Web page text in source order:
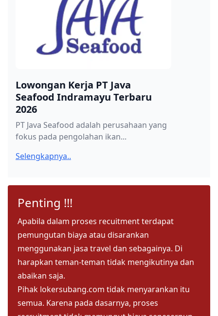
Lowongan Kerja PT Java
Seafood Indramayu Terbaru
2026
PT Java Seafood adalah perusahaan yang
fokus pada pengolahan ikan...
Selengkapnya..
Penting !!!
Apabila dalam proses recuitment terdapat
pemungutan biaya atau disarankan
menggunakan jasa travel dan sebagainya. Di
harapkan teman-teman tidak mengikutinya dan
abaikan saja.
Pihak lokersubang.com tidak menyarankan itu
semua. Karena pada dasarnya, proses